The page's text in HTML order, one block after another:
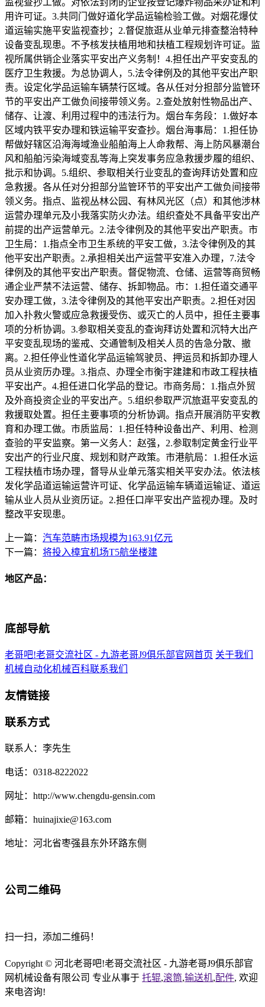
上一篇： 汽车范畴市场规模为163.91亿元
下一篇： 将投入樟宜机场T5航坐楼建
地区产品：
底部导航
老哥吧!老哥交流社区 - 九游老哥J9俱乐部官网首页 关于我们
机械自动化机械百科联系我们
友情链接
联系方式
联系人：李先生
电话：0318-8222022
网址：http://www.chengdu-gensin.com
邮箱：huinajixie@163.com
地址：河北省枣强县东外环路东侧
公司二维码
扫一扫，添加二维码！
Copyright © 河北老哥吧!老哥交流社区 - 九游老哥J9俱乐部官
网机械设备有限公司 专业从事于 托辊,滚筒,输送机,配件, 欢迎
来电咨询!